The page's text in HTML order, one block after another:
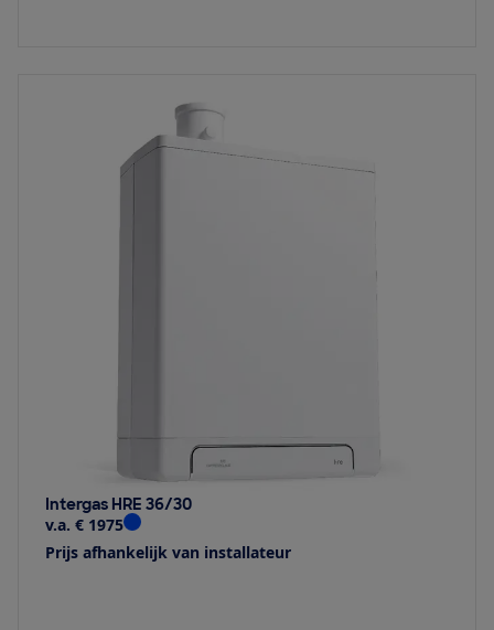
Intergas HRE 36/30
v.a. € 1975
Prijs afhankelijk van installateur